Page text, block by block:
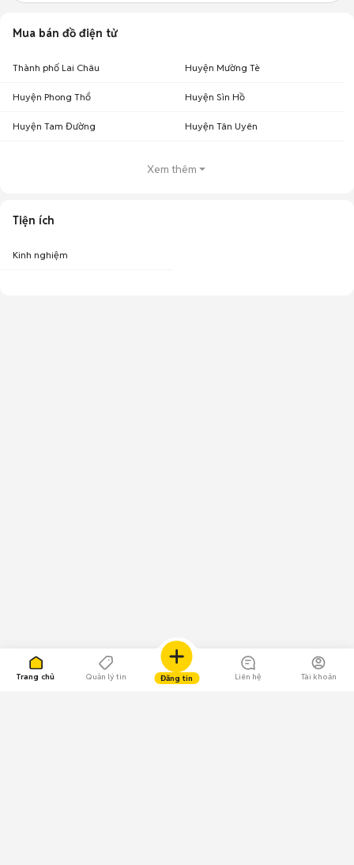
Trang chủ Quản lý tin Đăng tin Liên hệ Tài khoản
Mua bán đồ điện tử
Thành phố Lai Châu Huyện Mường Tè
Huyện Phong Thổ Huyện Sìn Hồ
Huyện Tam Đường Huyện Tân Uyên
Xem thêm
Tiện ích
Kinh nghiệm